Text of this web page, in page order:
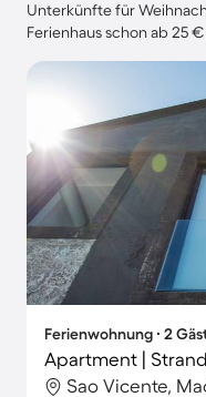
Unterkünfte für
Ferienhaus schon ab 25
Ferienwohnung ∙ 2
Apartment |
Sao Vicente,